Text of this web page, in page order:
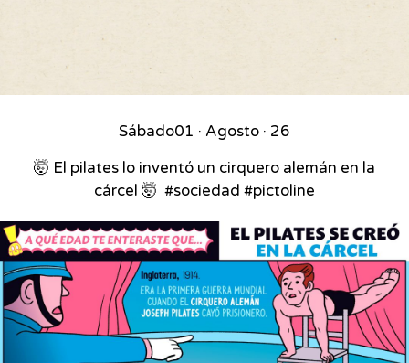
Sábado01 · Agosto · 26
🤯 El pilates lo inventó un cirquero alemán en la
cárcel 🤯⁣ ⁣ #sociedad #pictoline